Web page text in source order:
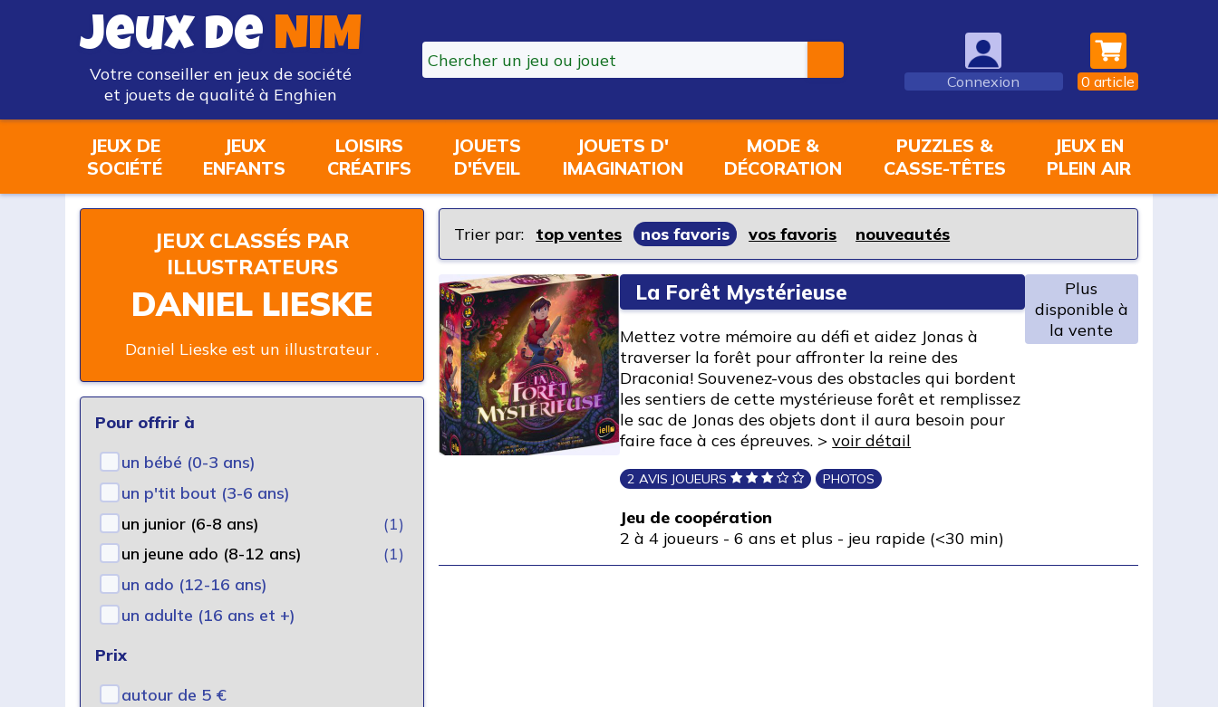
Jeux de NIM
Votre conseiller en jeux de société
et jouets de qualité à Enghien
Connexion 0 article
JEUX DE
SOCIÉTÉ
JEUX
ENFANTS
LOISIRS
CRÉATIFS
JOUETS
D'ÉVEIL
JOUETS D'
IMAGINATION
MODE &
DÉCORATION
PUZZLES &
CASSE-TÊTES
JEUX EN
PLEIN AIR
JEUX CLASSÉS PAR
ILLUSTRATEURS
DANIEL LIESKE
Daniel Lieske est un illustrateur .
Trier par: top ventes nos favoris vos favoris nouveautés
Pour offrir à
un bébé (0-3 ans)
un p'tit bout (3-6 ans)
un junior (6-8 ans)
(1)
un jeune ado (8-12 ans)
(1)
un ado (12-16 ans)
un adulte (16 ans et +)
Prix
autour de 5 €
La Forêt Mystérieuse
Mettez votre mémoire au défi et aidez Jonas à
traverser la forêt pour affronter la reine des
Draconia! Souvenez-vous des obstacles qui bordent
les sentiers de cette mystérieuse forêt et remplissez
le sac de Jonas des objets dont il aura besoin pour
faire face à ces épreuves. >voir détail
2 AVIS JOUEURS PHOTOS
Jeu de coopération
2 à 4 joueurs -6 ans et plus - jeu rapide (<30 min)
Plus
disponible à
la vente